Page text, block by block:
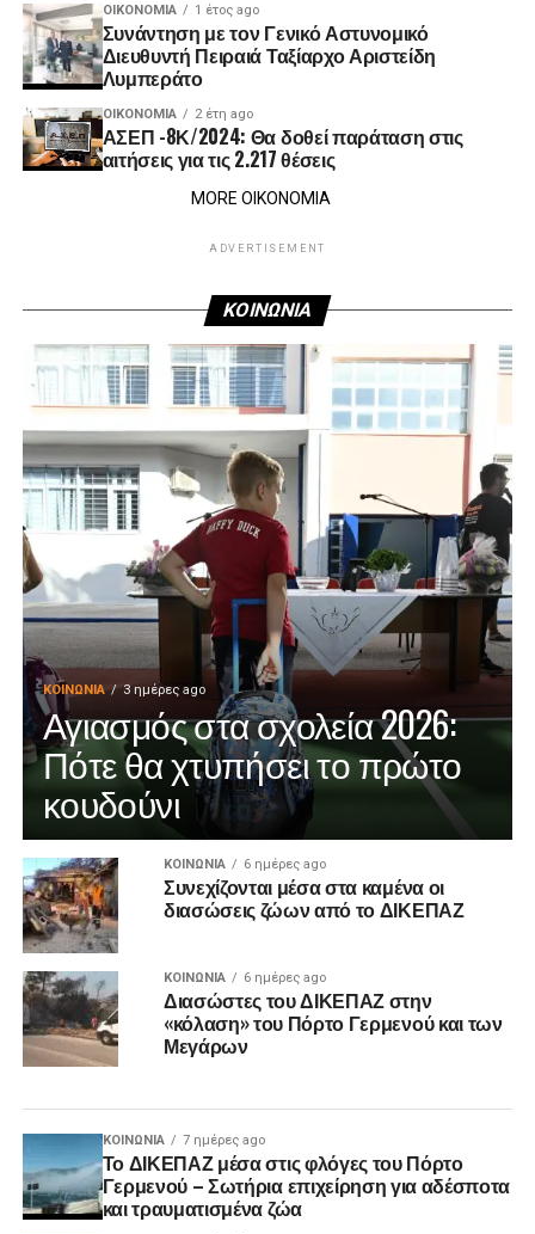
ΟΙΚΟΝΟΜΊΑ 1 έτος ago
Συνάντηση με τον Γενικό Αστυνομικό
Διευθυντή Πειραιά Ταξίαρχο Αριστείδη
Λυμπεράτο
ΟΙΚΟΝΟΜΊΑ 2 έτη ago
ΑΣΕΠ -8Κ/2024: Θα δοθεί παράταση στις
αιτήσεις για τις 2.217 θέσεις
MORE ΟΙΚΟΝΟΜΙΑ
ADVERTISEMENT
ΚΟΙΝΩΝΙΑ
ΚΟΙΝΩΝΊΑ 3 ημέρες ago
Αγιασμός στα σχολεία 2026:
Πότε θα χτυπήσει το πρώτο
κουδούνι
ΚΟΙΝΩΝΊΑ 6 ημέρες ago
Συνεχίζονται μέσα στα καμένα οι
διασώσεις ζώων από το ΔΙΚΕΠΑΖ
ΚΟΙΝΩΝΊΑ 6 ημέρες ago
Διασώστες του ΔΙΚΕΠΑΖ στην
«κόλαση» του Πόρτο Γερμενού και των
Μεγάρων
ΚΟΙΝΩΝΊΑ 7 ημέρες ago
Το ΔΙΚΕΠΑΖ μέσα στις φλόγες του Πόρτο
Γερμενού – Σωτήρια επιχείρηση για αδέσποτα
και τραυματισμένα ζώα